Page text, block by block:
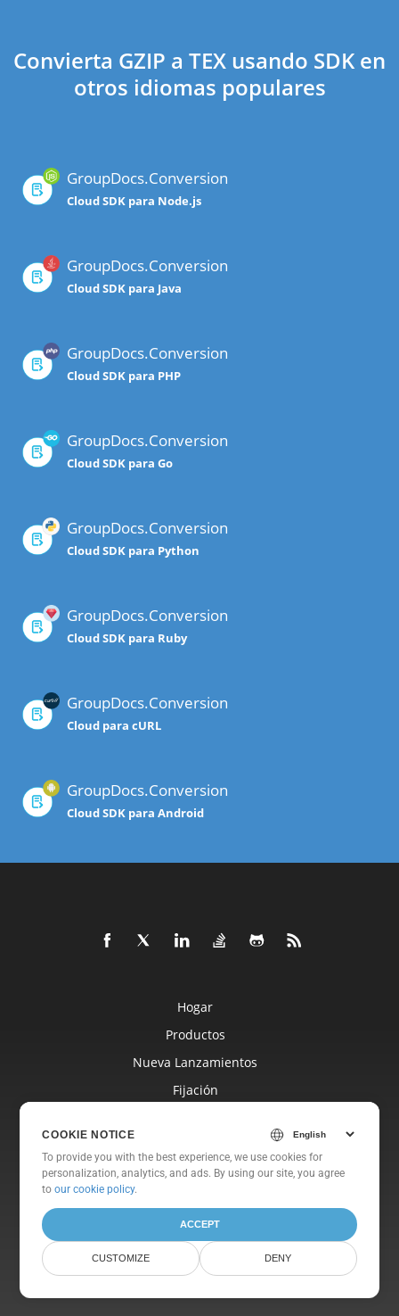
Convierta GZIP a TEX usando SDK en
otros idiomas populares
GroupDocs.Conversion
Cloud SDK para Node.js
GroupDocs.Conversion
Cloud SDK para Java
GroupDocs.Conversion
Cloud SDK para PHP
GroupDocs.Conversion
Cloud SDK para Go
GroupDocs.Conversion
Cloud SDK para Python
GroupDocs.Conversion
Cloud SDK para Ruby
GroupDocs.Conversion
Cloud para cURL
GroupDocs.Conversion
Cloud SDK para Android
Hogar
Productos
Nueva Lanzamientos
Fijación
Libre Consultante
Sitios Web
Sobre
COOKIE NOTICE
To provide you with the best experience, we use cookies for
personalization, analytics, and ads. By using our site, you agree
toour cookie policy.
ACCEPT
CUSTOMIZE DENY